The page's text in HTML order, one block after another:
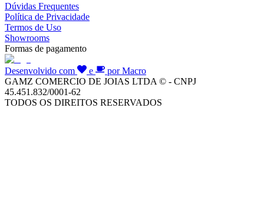
Dúvidas Frequentes
Política de Privacidade
Termos de Uso
Showrooms
Formas de pagamento
Desenvolvido com e
por Macro
GAMZ COMERCIO DE JOIAS LTDA © - CNPJ
45.451.832/0001-62
TODOS OS DIREITOS RESERVADOS